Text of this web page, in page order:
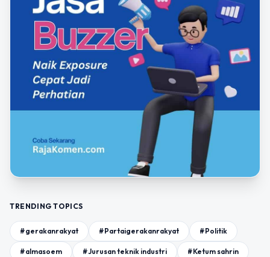
TRENDING TOPICS
#gerakanrakyat #Partaigerakanrakyat #Politik
#almasoem #Jurusan teknik industri #Ketum sahrin